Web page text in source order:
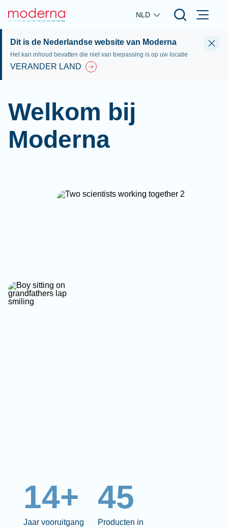
Skip to main content
NLD
Dit is de Nederlandse website van Moderna
Het kan inhoud bevatten die niet van toepassing is op uw locatie
VERANDER LAND
Welkom bij
Moderna
14+
Jaar vooruitgang
45
Producten in